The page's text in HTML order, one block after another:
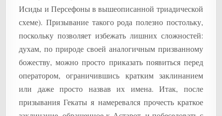
Исиды и Персефоны в вышеописанной триадической
схеме). Призывание такого рода полезно постольку,
поскольку позволяет избежать лишних сложностей:
духам, по природе своей аналогичным призванному
божеству, можно просто приказать появиться перед
оператором, ограничившись кратким заклинанием
или даже просто назвав их имена. Итак, после
призывания Гекаты я намеревался прочесть краткое